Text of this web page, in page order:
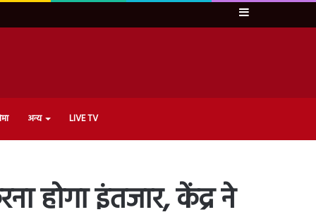
Sidebar
अन्य LIVE TV
होगा इंतजार, केंद्र ने